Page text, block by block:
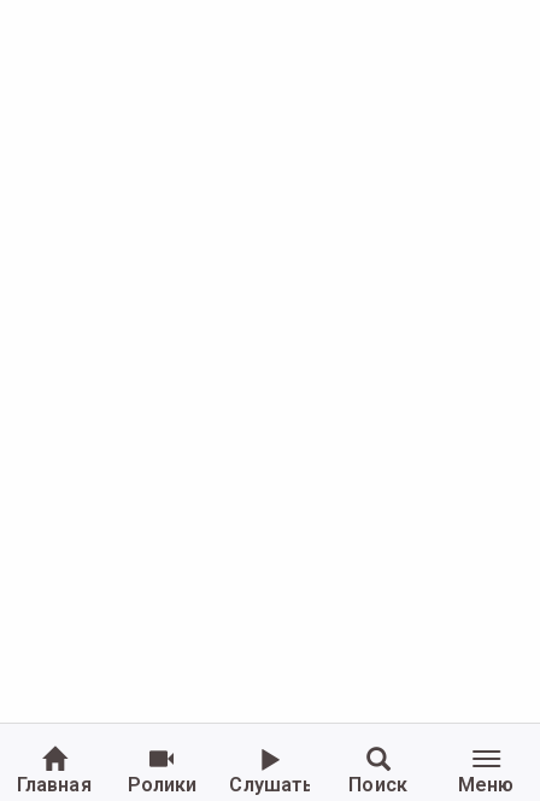
Главная Ролики Слушать Поиск Меню